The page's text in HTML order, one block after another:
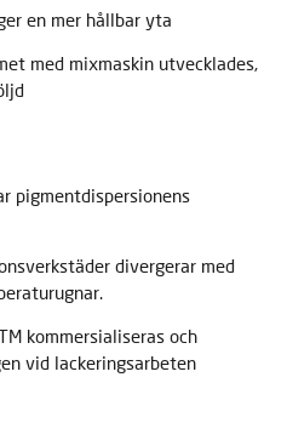
en mer hållbar yta
med mixmaskin utvecklades,
pigmentdispersionens
divergerar med
kommersialiseras och
vid lackeringsarbeten